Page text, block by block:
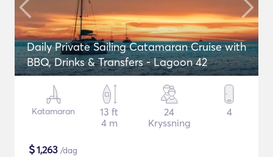
Daily Private Sailing Catamaran Cruise with
BBQ, Drinks & Transfers - Lagoon 42
Katamaran
13 ft
4 m
24
Kryssning
4
$1,263 /dag